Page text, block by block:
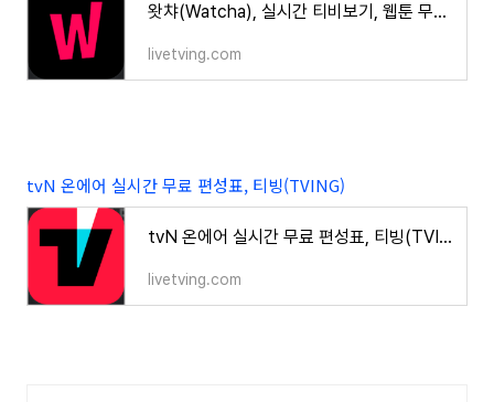
왓챠(Watcha), 실시간 티비보기, 웹툰 무제한
livetving.com
tvN 온에어 실시간 무료 편성표, 티빙(TVING)
tvN 온에어 실시간 무료 편성표, 티빙(TVING)
livetving.com